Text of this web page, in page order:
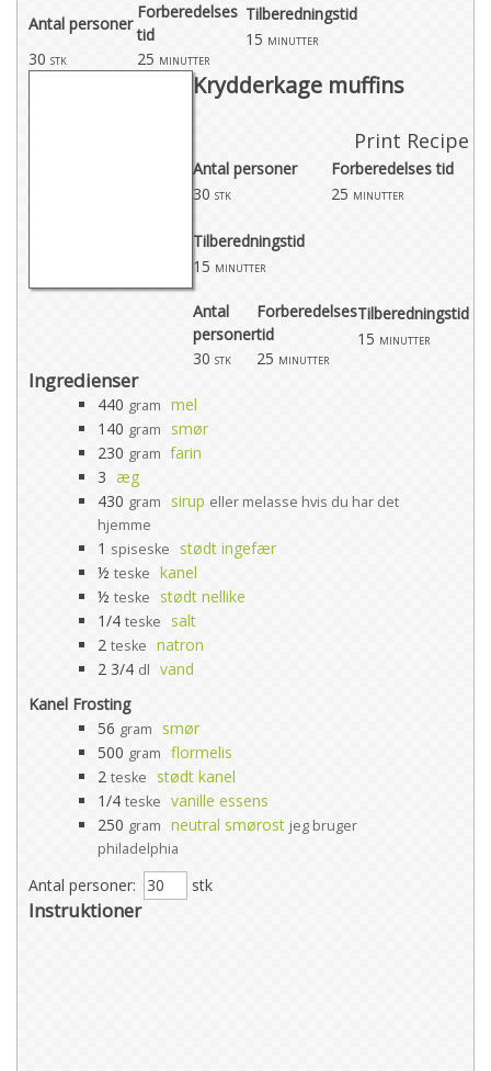
Antal personer
Forberedelses
tid
30 stk 25 minutter
Tilberedningstid
15 minutter
Krydderkage muffins
Print Recipe
Antal personer
Forberedelses tid
30 stk 25 minutter
Tilberedningstid
15 minutter
Antal
personer
Forberedelses
tid
30 stk 25 minutter
Tilberedningstid
15 minutter
Ingredienser
440 gram mel
140 gram
smør
230 gram farin
3 æg
430 gram sirup eller melasse hvis du har det
hjemme
1 spiseske
stødt ingefær
½ teske kanel
½ teske
stødt nellike
1/4 teske
salt
2 teske natron
2 3/4 dl vand
Kanel Frosting
56 gram
smør
500 gram flormelis
2 teske
stødt kanel
1/4 teske vanille essens
250 gram neutral smørost jeg bruger
philadelphia
Antal personer: stk
Instruktioner